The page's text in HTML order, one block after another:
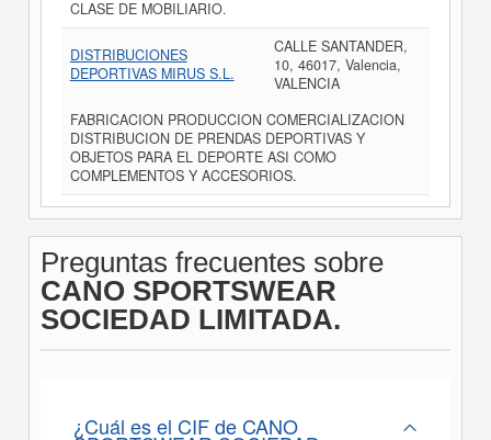
CLASE DE MOBILIARIO.
DISTRIBUCIONES
DEPORTIVAS MIRUS S.L.
CALLE SANTANDER,
10, 46017, Valencia,
VALENCIA
FABRICACION PRODUCCION COMERCIALIZACION
DISTRIBUCION DE PRENDAS DEPORTIVAS Y
OBJETOS PARA EL DEPORTE ASI COMO
COMPLEMENTOS Y ACCESORIOS.
Preguntas frecuentes sobre
CANO SPORTSWEAR
SOCIEDAD LIMITADA.
¿Cuál es el CIF de CANO